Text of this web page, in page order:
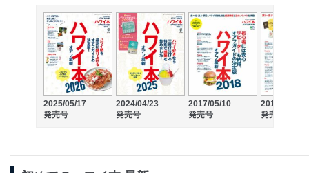
2025/05/17
発売号
2024/04/23
発売号
2017/05/10
発売号
2016/04/23
発売号